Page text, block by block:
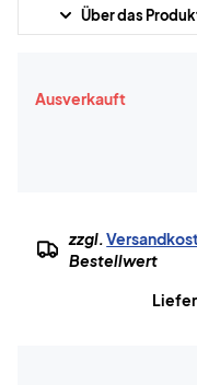
Über das
Ausverkauft
zzgl.
Bestellwert